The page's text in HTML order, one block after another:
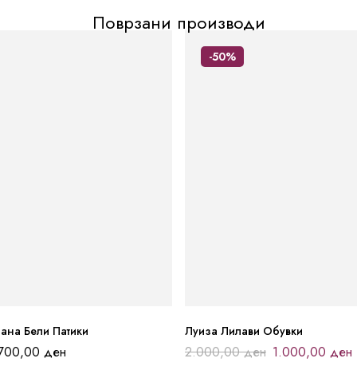
Поврзани производи
Бели Патики
ден
-50%
Луиза Лилави Обувки
2.000,00ден 1.000,00 ден